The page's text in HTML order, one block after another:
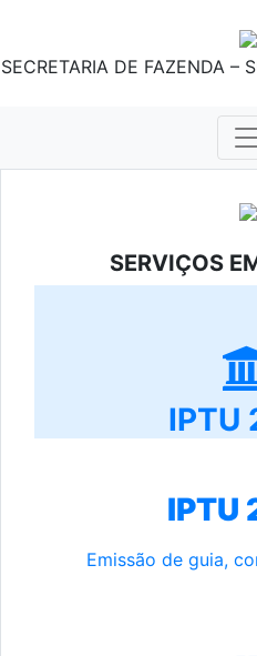
SECRETARIA DE FAZENDA –
SERVIÇOS
IPTU
IPTU
Emissão de guia,